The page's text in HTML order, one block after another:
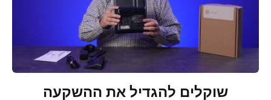
שוקלים להגדיל את ההשקעה